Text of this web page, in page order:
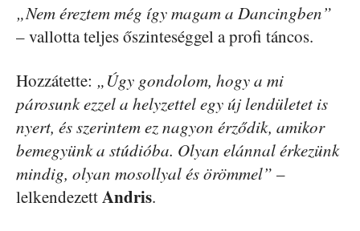
„Nem éreztem még így magam a Dancingben”
– vallotta teljes őszinteséggel a profi táncos.
Hozzátette: „Úgy gondolom, hogy a mi
párosunk ezzel a helyzettel egy új lendületet is
nyert, és szerintem ez nagyon érződik, amikor
bemegyünk a stúdióba. Olyan elánnal érkezünk
mindig, olyan mosollyal és örömmel” –
lelkendezettAndris.